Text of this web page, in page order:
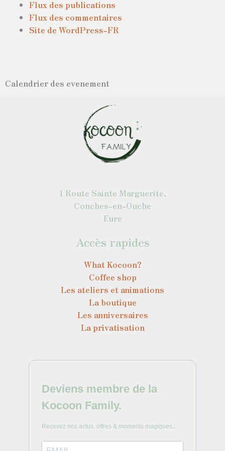
Flux des publications
Flux des commentaires
Site de WordPress-FR
Calendrier des evenement
1 Route Sainte Marguerite,
Conches-en-Ouche
Eure
Accès rapides
What Kocoon?
Coffee shop
Les ateliers et animations
La boutique
Les anniversaires
La privatisation
Deviens membre de la
Kocoon Family.
Recevez nos actus, offres & moments magiques. .